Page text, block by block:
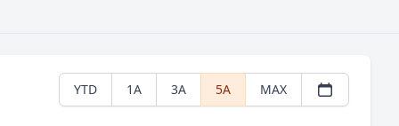
YTD 1A 3A 5A MAX